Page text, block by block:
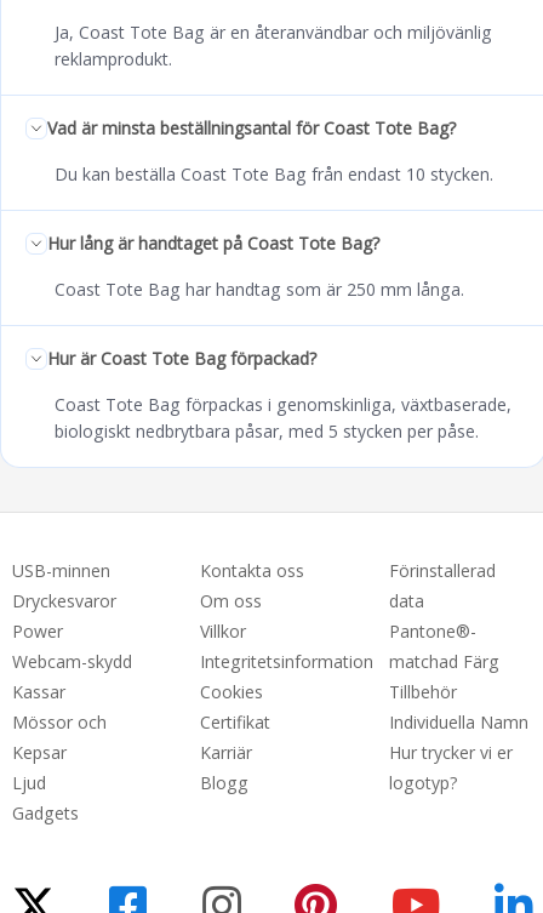
Ja, Coast Tote Bag är en återanvändbar och miljövänlig
reklamprodukt.
Vad är minsta beställningsantal för Coast Tote Bag?
Du kan beställa Coast Tote Bag från endast 10 stycken.
Hur lång är handtaget på Coast Tote Bag?
Coast Tote Bag har handtag som är 250 mm långa.
Hur är Coast Tote Bag förpackad?
Coast Tote Bag förpackas i genomskinliga, växtbaserade,
biologiskt nedbrytbara påsar, med 5 stycken per påse.
USB-minnen
Dryckesvaror
Power
Webcam-skydd
Kassar
Mössor och
Kepsar
Ljud
Gadgets
Kontakta oss
Om oss
Villkor
Integritetsinformation
Cookies
Certifikat
Karriär
Blogg
Förinstallerad
data
Pantone®-
matchad Färg
Tillbehör
Individuella Namn
Hur trycker vi er
logotyp?